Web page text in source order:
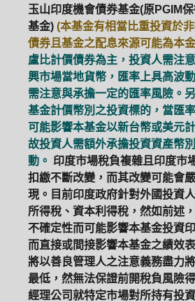
玉山印度機會債券基金(原PGIM
基金) (本基金有相當比重投資於
債券且基金之配息來源可能為本
盧比計價債券為主，投資人需注
興市場當地貨幣，匯率上具高波
需注意與承擔一定的匯率風險。
基金計價幣別之投資標的，當匯
可能影響本基金以新台幣或美元
故投資人需額外承擔投資資產幣
動。 印度市場稅負複雜且印度市
扣繳不斷改變，而其改變可能會
現。目前印度政府針對外國投資
所得稅、資本利得稅，然如前述
不確定性而可能影響本基金投資
而直接或間接影響本基金之績效
將以善良管理人之注意義務盡力
最低，然無法保證前開稅負風險
經理公司就特定市場對所持有投